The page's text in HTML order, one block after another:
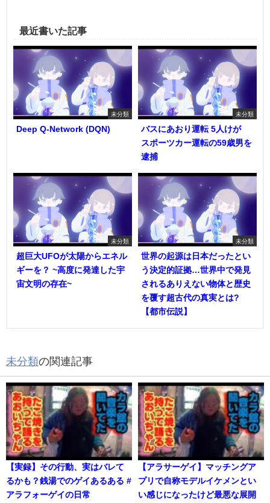
最近書いた記事
未分類
Deep Q-Network (DQN)
未分類
バスにあおり運転 5人けが
スポーツカー運転の59歳男を
逮捕
未分類
超巨大UFOが太陽からエネル
ギーを？ ~高度に発達した宇
宙文明の存在~
未分類
世界の起源は日本だったとい
う決定的証拠…世界中で発見
されるありえない物体と歴史
を覆す超古代の真実とは?
【都市伝説】
未分類の関連記事
【実録】その行動、実はバレて
るかも？銭湯でのゲイあるある #
アラフォーゲイの日常
【アラサーゲイ】マッチングア
プリで自称モデルイケメンとい
い感じになったけど最悪な展開